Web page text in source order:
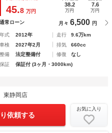
45.8 万円
38.2
万円
7.6
万円
通常ローン 月々 6,500 円
年式 2012年 走行
9.6万km
車検
2027年2月 排気
660cc
整備
法定整備付 修復
なし
保証
保証付 (3ヶ月・3000km)
東静岡店
依頼する
お気に入り